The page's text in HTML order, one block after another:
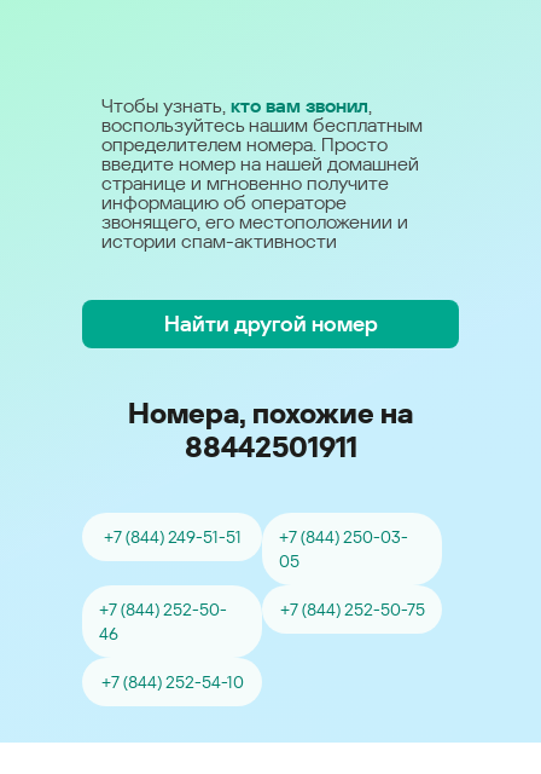
Чтобы узнать, кто вам звонил,
воспользуйтесь нашим бесплатным
определителем номера. Просто
введите номер на нашей домашней
странице и мгновенно получите
информацию об операторе
звонящего, его местоположении и
истории спам-активности
Найти другой номер
Номера, похожие на
88442501911
+7 (844) 249-51-51
+7 (844) 250-03-
05
+7 (844) 252-50-
46
+7 (844) 252-50-75
+7 (844) 252-54-10